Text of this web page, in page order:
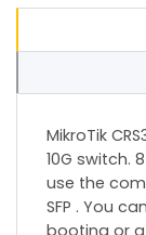
MikroTik
10G switch.
use the
SFP . You
booting or a